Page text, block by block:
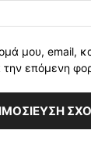
μου, email,
την επόμενη